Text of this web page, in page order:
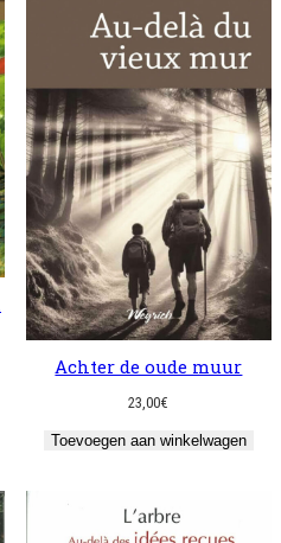
Achter de oude muur
23,00€
Toevoegen aan winkelwagen